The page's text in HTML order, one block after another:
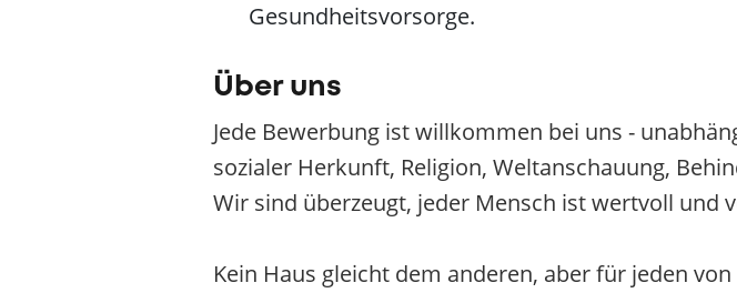
Gesundheitsvorsorge.
Über uns
Jede Bewerbung ist willkommen bei uns -
sozialer Herkunft, Religion, Weltanschauung,
Wir sind überzeugt, jeder Mensch ist wertvoll und
Kein Haus gleicht dem anderen, aber für jeden